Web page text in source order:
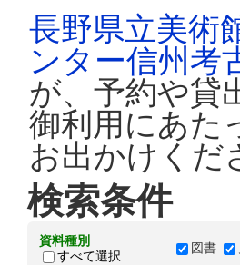
長野県立美術
ンター信州考
が、予約や貸
御利用にあた
お出かけくだ
検索条件
資料種別
すべて選択
図書